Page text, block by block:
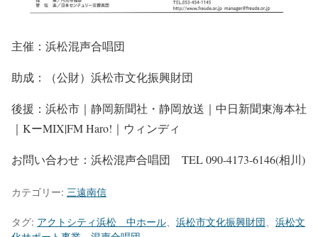
主催：浜松混声合唱団
助成：（公財）浜松市文化振興財団
後援：浜松市｜静岡新聞社・静岡放送｜中日新聞東海本社
｜KーMIX|FM Haro!｜ウィンディ
お問い合わせ：浜松混声合唱団 TEL 090-4173-6146(相川)
カテゴリー: 三遠南信
タグ: アクトシティ浜松 中ホール 浜松市文化振興財団
浜松文